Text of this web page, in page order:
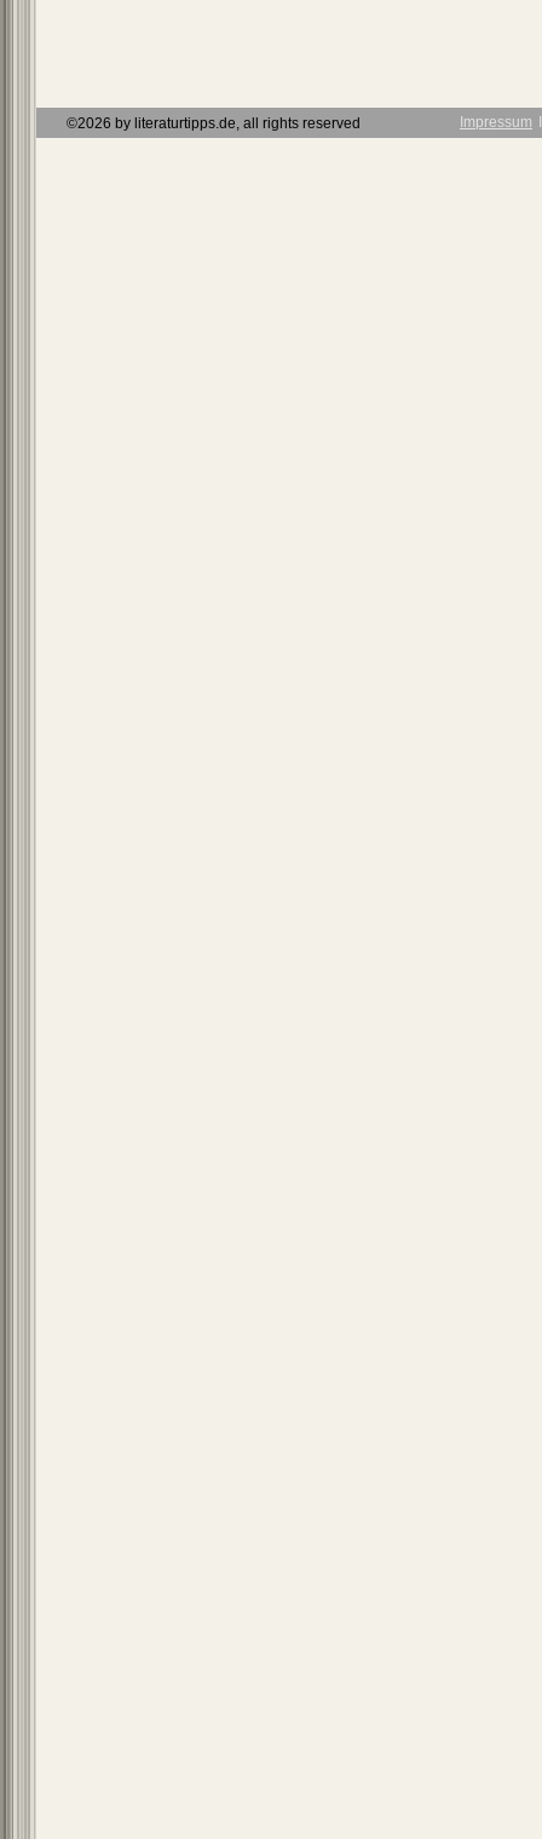
©2026 by literaturtipps.de, all rights reserved Impressum